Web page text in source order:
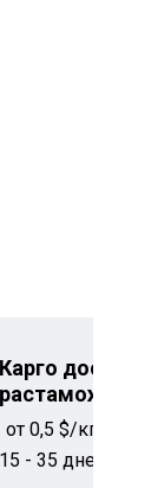
Карго
растаможкой
от 0,5 $/кг.
15 - 35 дней